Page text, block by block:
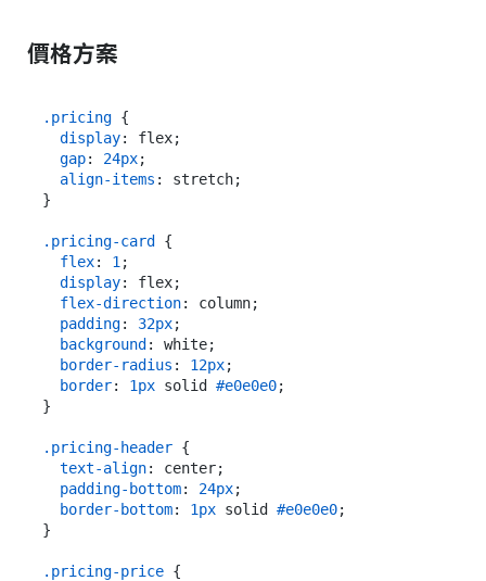
價格方案
.pricing {
display: flex;
gap: 24px;
align-items : stretch;
}
.pricing-card
{
flex: 1 ;
display: flex;
flex-direction: column;
padding: 32px;
background : white;
border-radius : 12px;
border: 1px solid #e0e0e0;
}
.pricing-header {
text-align: center;
padding-bottom: 24px;
border-bottom: 1px solid #e0e0e0;
}
.pricing-price {